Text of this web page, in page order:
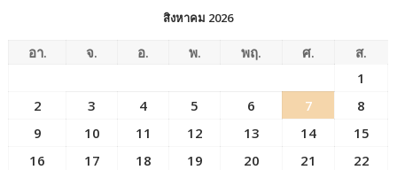
สิงหาคม 2026
อา. จ. อ. พ. พฤ. ศ.
ส.
1
2
3 4 5 6 7
8
9
10 11 12 13 14
15
16
17 18 19 20 21
22